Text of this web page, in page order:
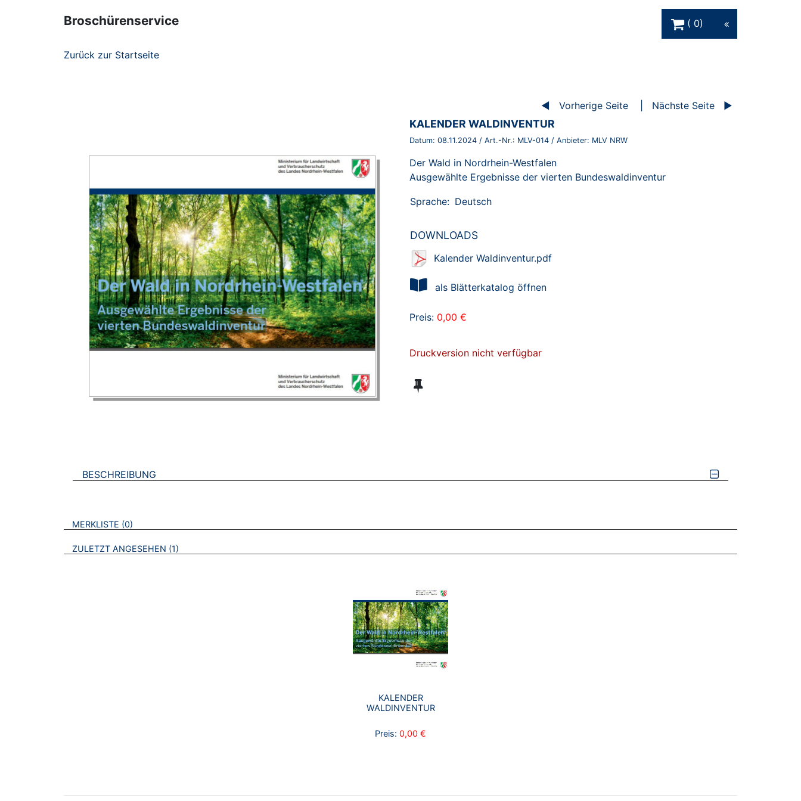
Broschürenservice
0
Zurück zur Startseite
Vorherige Seite Nächste Seite
BROSCHÜRE:
KALENDER WALDINVENTUR
Datum: 08.11.2024 / Art.-Nr.: MLV-014 / Anbieter: MLV NRW
Der Wald in Nordrhein-Westfalen
Ausgewählte Ergebnisse der vierten Bundeswaldinventur
Sprache: Deutsch
DOWNLOADS
Kalender Waldinventur.pdf
als Blätterkatalog öffnen
Preis: 0,00 €
Druckversion nicht verfügbar
BESCHREIBUNG
VERWEISE AUF VERMERKTE- ODER ZULETZT ANGESEHENE BROSCHÜREN
MERKLISTE 0
ZULETZT ANGESEHEN 1
KALENDER
WALDINVENTUR
Preis: 0,00 €